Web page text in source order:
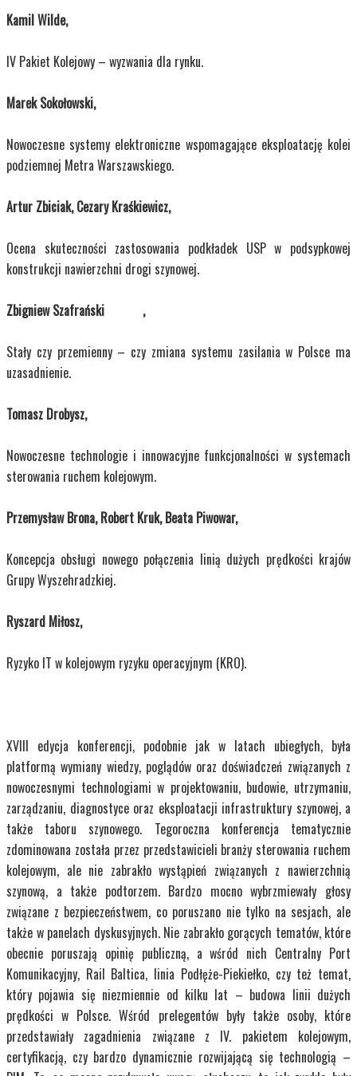
Kamil Wilde,
IV Pakiet Kolejowy – wyzwania dla rynku.
Marek Sokołowski,
Nowoczesne systemy elektroniczne wspomagające eksploatację kolei
podziemnej Metra Warszawskiego.
Artur Zbiciak, Cezary Kraśkiewicz,
Ocena skuteczności zastosowania podkładek USP w podsypkowej
konstrukcji nawierzchni drogi szynowej.
Zbigniew Szafrański ,
Stały czy przemienny – czy zmiana systemu zasilania w Polsce ma
uzasadnienie.
Tomasz Drobysz,
Nowoczesne technologie i innowacyjne funkcjonalności w systemach
sterowania ruchem kolejowym.
Przemysław Brona, Robert Kruk, Beata Piwowar,
Koncepcja obsługi nowego połączenia linią dużych prędkości krajów
Grupy Wyszehradzkiej.
Ryszard Miłosz,
Ryzyko IT w kolejowym ryzyku operacyjnym (KRO).
XVIII edycja konferencji, podobnie jak w latach ubiegłych, była
platformą wymiany wiedzy, poglądów oraz doświadczeń związanych z
nowoczesnymi technologiami w projektowaniu, budowie, utrzymaniu,
zarządzaniu, diagnostyce oraz eksploatacji infrastruktury szynowej, a
także taboru szynowego. Tegoroczna konferencja tematycznie
zdominowana została przez przedstawicieli branży sterowania ruchem
kolejowym, ale nie zabrakło wystąpień związanych z nawierzchnią
szynową, a także podtorzem. Bardzo mocno wybrzmiewały głosy
związane z bezpieczeństwem, co poruszano nie tylko na sesjach, ale
także w panelach dyskusyjnych. Nie zabrakło gorących tematów, które
obecnie poruszają opinię publiczną, a wśród nich Centralny Port
Komunikacyjny, Rail Baltica, linia Podłęże-Piekiełko, czy też temat,
który pojawia się niezmiennie od kilku lat – budowa linii dużych
prędkości w Polsce. Wśród prelegentów były także osoby, które
przedstawiały zagadnienia związane z IV. pakietem kolejowym,
certyfikacją, czy bardzo dynamicznie rozwijającą się technologią –